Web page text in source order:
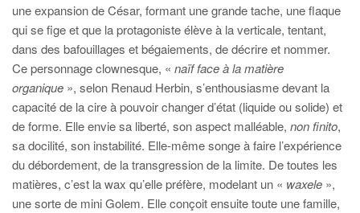
une expansion de César, formant une grande tache, une flaque
qui se fige et que la protagoniste élève à la verticale, tentant,
dans des bafouillages et bégaiements, de décrire et nommer.
Ce personnage clownesque, « naïf face à la matière
organique », selon Renaud Herbin, s’enthousiasme devant la
capacité de la cire à pouvoir changer d’état (liquide ou solide) et
de forme. Elle envie sa liberté, son aspect malléable, non finito,
sa docilité, son instabilité. Elle-même songe à faire l’expérience
du débordement, de la transgression de la limite. De toutes les
matières, c’est la wax qu’elle préfère, modelant un « waxele »,
une sorte de mini Golem. Elle conçoit ensuite toute une famille,